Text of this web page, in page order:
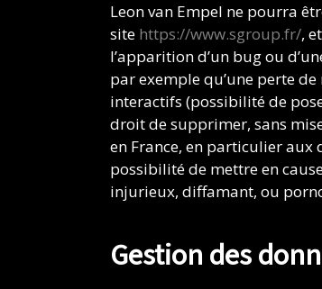
Leon van Empel ne pourra
site https://www.sgroup.fr/,
l’apparition d’un bug ou
par exemple qu’une perte
interactifs (possibilité de
droit de supprimer, sans
en France, en particulier aux
possibilité de mettre en
injurieux, diffamant, ou
Gestion des